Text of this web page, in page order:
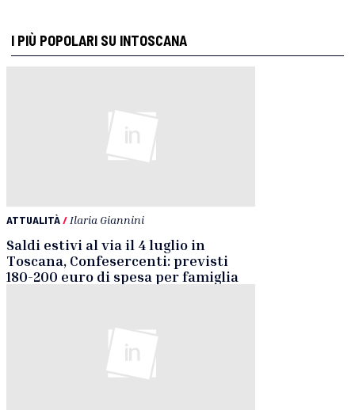
I PIÙ POPOLARI SU INTOSCANA
ATTUALITÀ/ Ilaria Giannini
Saldi estivi al via il 4 luglio in
Toscana, Confesercenti: previsti
180-200 euro di spesa per famiglia